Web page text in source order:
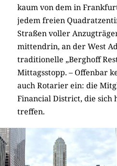
kaum von dem in
jedem freien
Straßen voller
mittendrin, an der West
traditionelle „Berghoff
Mittagsstopp. – Offenbar
auch Rotarier ein: die
Financial District, die sich
treffen.